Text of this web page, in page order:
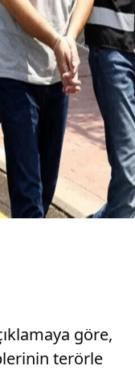
göre,
terörle